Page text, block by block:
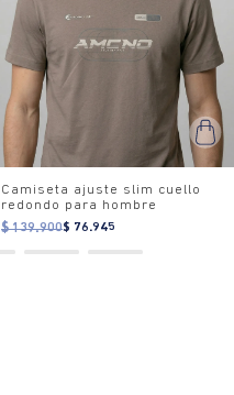
Camiseta ajuste slim cuello
redondo para hombre
$ 139.900$ 76.945